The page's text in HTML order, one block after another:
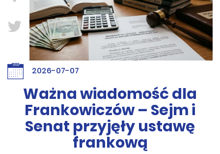
2026-07-07
Ważna wiadomość dla
Frankowiczów – Sejm i
Senat przyjęły ustawę
frankową